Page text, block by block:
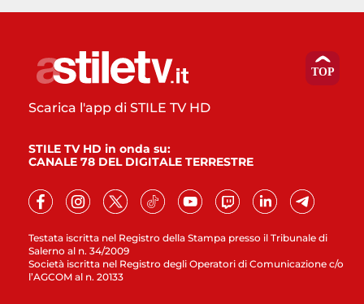
Testata iscritta nel Registro della Stampa presso il Tribunale di
Salerno al n. 34/2009
Società iscritta nel Registro degli Operatori di Comunicazione c/o
l’AGCOM al n. 20133
Scarica l'app di STILE TV HD
STILE TV HD in onda su:
CANALE 78 DEL DIGITALE TERRESTRE